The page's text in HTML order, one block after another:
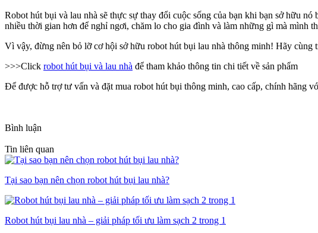
Robot hút bụi và lau nhà sẽ thực sự thay đổi cuộc sống của bạn khi bạn sở hữu
nhiều thời gian hơn để nghỉ ngơi, chăm lo cho gia đình và làm những gì mà mình
Vì vậy, đừng nên bỏ lỡ cơ hội sở hữu robot hút bụi lau nhà thông minh! Hãy cùng
>>>Click robot hút bụi và lau nhà để tham khảo thông tin chi tiết về sản phẩm
Để được hỗ trợ tư vấn và đặt mua robot hút bụi thông minh, cao cấp, chính hãng
Bình luận
Tin liên quan
Tại sao bạn nên chọn robot hút bụi lau nhà?
Robot hút bụi lau nhà – giải pháp tối ưu làm sạch 2 trong 1